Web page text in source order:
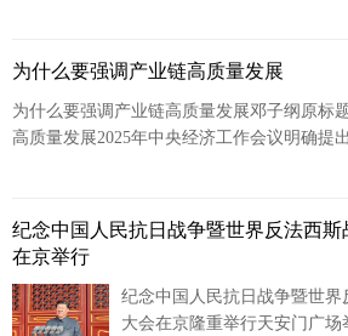
为什么要强调产业链高质量发展
为什么要强调产业链高质量发展邓子纲原标
高质量发展2025年中央经济工作会议明确提
纪念中国人民抗日战争暨世界反法西斯
在京举行
纪念中国人民抗日战争暨世
大会在京隆重举行天安门广